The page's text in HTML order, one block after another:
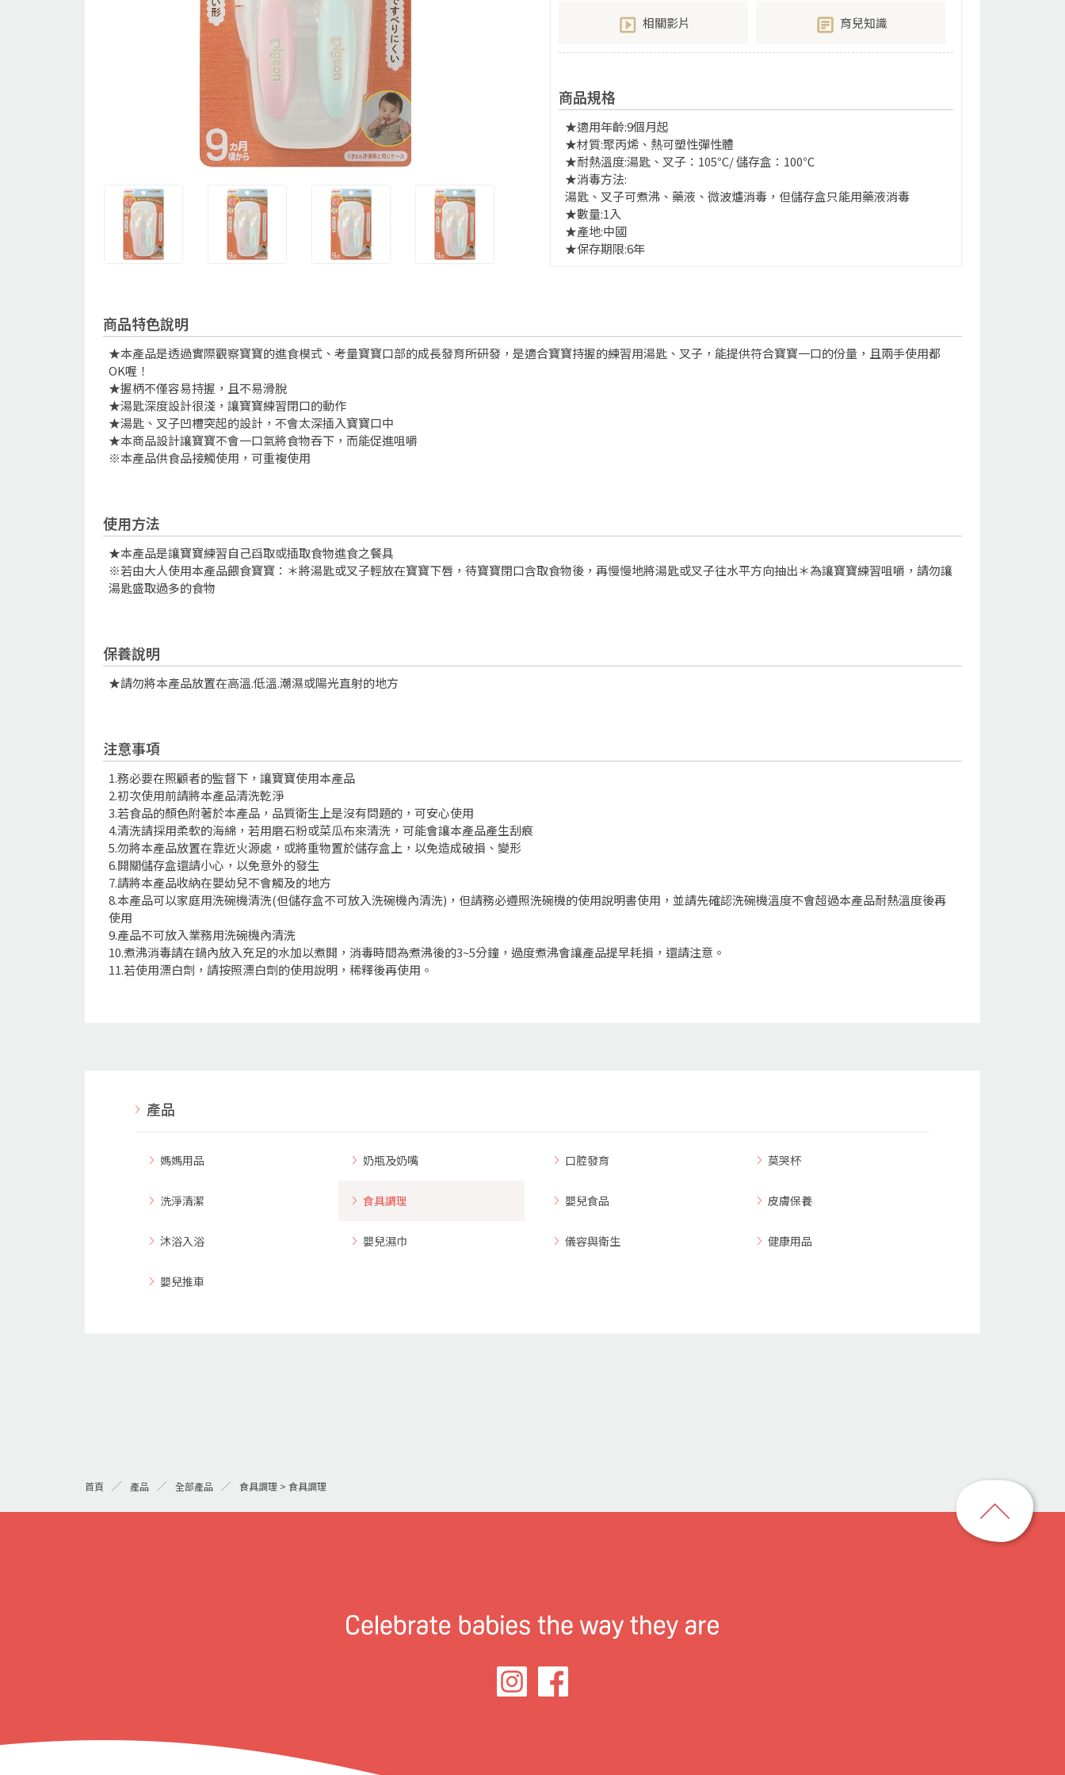
相關影片 育兒知識
商品規格
★適用年齡:9個月起
★材質:聚丙烯、熱可塑性彈性體
★耐熱溫度:湯匙、叉子：105℃/ 儲存盒：100℃
★消毒方法:
湯匙、叉子可煮沸、藥液、微波爐消毒，但儲存盒只能用藥液消毒
★數量:1入
★產地:中國
★保存期限:6年
商品特色說明
★本產品是透過實際觀察寶寶的進食模式、考量寶寶口部的成長發育所研發，是適合寶寶持握的練習用湯匙、叉子，能提供符合寶寶一口的份量，且兩手使用都
OK喔！
★握柄不僅容易持握，且不易滑脫
★湯匙深度設計很淺，讓寶寶練習閉口的動作
★湯匙、叉子凹槽突起的設計，不會太深插入寶寶口中
★本商品設計讓寶寶不會一口氣將食物吞下，而能促進咀嚼
※本產品供食品接觸使用，可重複使用
使用方法
★本產品是讓寶寶練習自己舀取或插取食物進食之餐具
※若由大人使用本產品餵食寶寶：＊將湯匙或叉子輕放在寶寶下唇，待寶寶閉口含取食物後，再慢慢地將湯匙或叉子往水平方向抽出＊為讓寶寶練習咀嚼，請勿讓
湯匙盛取過多的食物
保養說明
★請勿將本產品放置在高溫.低溫.潮濕或陽光直射的地方
注意事項
1.務必要在照顧者的監督下，讓寶寶使用本產品
2.初次使用前請將本產品清洗乾淨
3.若食品的顏色附著於本產品，品質衛生上是沒有問題的，可安心使用
4.清洗請採用柔軟的海綿，若用磨石粉或菜瓜布來清洗，可能會讓本產品產生刮痕
5.勿將本產品放置在靠近火源處，或將重物置於儲存盒上，以免造成破損、變形
6.開關儲存盒還請小心，以免意外的發生
7.請將本產品收納在嬰幼兒不會觸及的地方
8.本產品可以家庭用洗碗機清洗(但儲存盒不可放入洗碗機內清洗)，但請務必遵照洗碗機的使用說明書使用，並請先確認洗碗機溫度不會超過本產品耐熱溫度後再
使用
9.產品不可放入業務用洗碗機內清洗
10.煮沸消毒請在鍋內放入充足的水加以煮開，消毒時間為煮沸後的3~5分鐘，過度煮沸會讓產品提早耗損，還請注意。
11.若使用漂白劑，請按照漂白劑的使用說明，稀釋後再使用。
產品
媽媽用品 奶瓶及奶嘴 口腔發育 莫哭杯
洗淨清潔 食具調理 嬰兒食品 皮膚保養
沐浴入浴 嬰兒濕巾 儀容與衛生 健康用品
嬰兒推車
首頁 產品 全部產品 食具調理 > 食具調理
回
到
頁